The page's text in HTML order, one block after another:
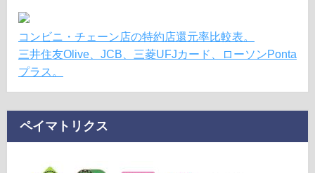
コンビニ・チェーン店の特約店還元率比較表。
三井住友Olive、JCB、三菱UFJカード、ローソンPonta
プラス。
ペイマトリクス